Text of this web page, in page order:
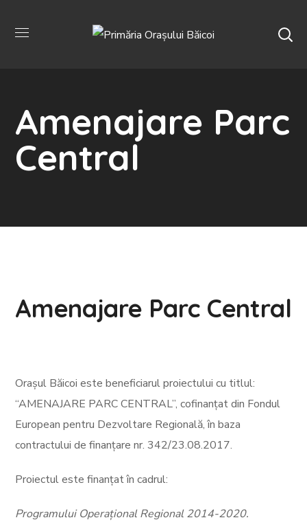
Amenajare Parc
Central
Amenajare Parc Central
Orașul Băicoi este beneficiarul proiectului cu titlul:
“AMENAJARE PARC CENTRAL”, cofinanțat din Fondul
European pentru Dezvoltare Regională, în baza
contractului de finanțare nr. 342/23.08.2017.
Proiectul este finanțat în cadrul:
Programului Operațional Regional 2014-2020.